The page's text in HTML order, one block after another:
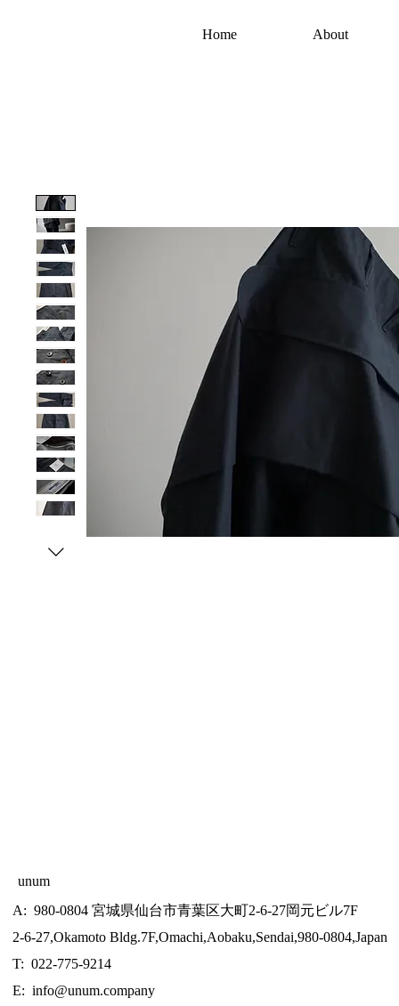
Home About
unum
A: 980-0804 宮城県仙台市青葉区大町2-6-27岡元ビル7F
2-6-27,Okamoto Bldg.7F,Omachi,Aobaku,Sendai,980-0804,Japan
T: 022-775-9214
E: info@unum.company